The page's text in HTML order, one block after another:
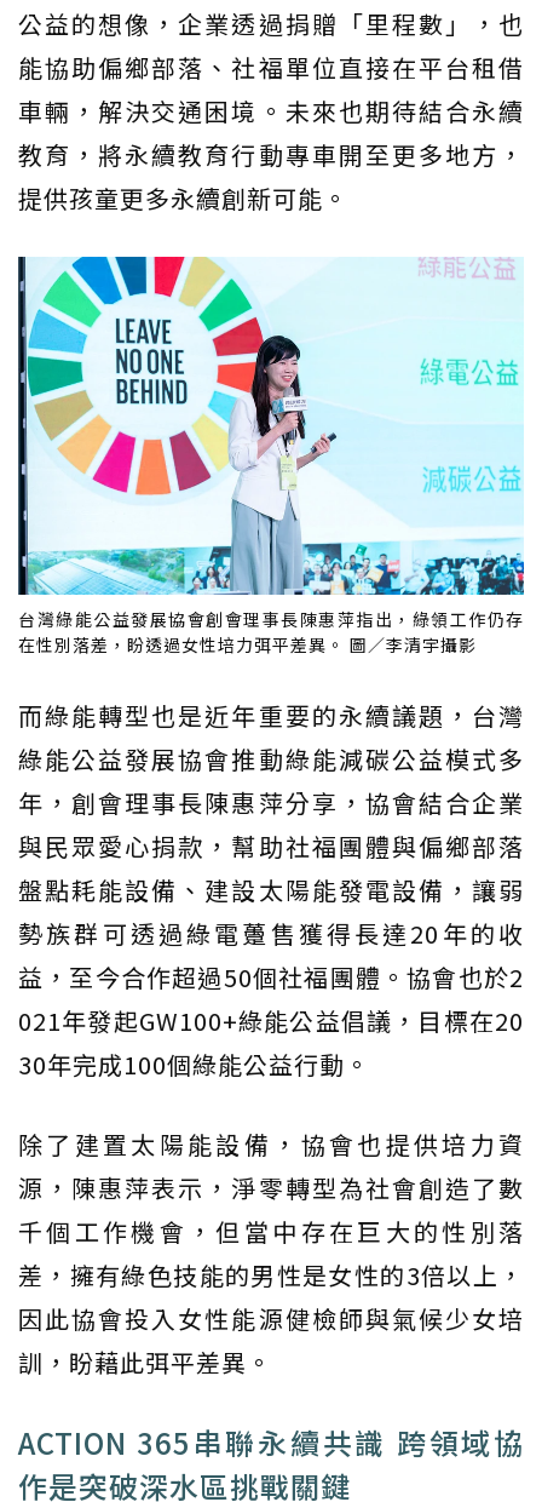
公益的想像，企業透過捐贈「里程數」，也
能協助偏鄉部落、社福單位直接在平台租借
車輛，解決交通困境。未來也期待結合永續
教育，將永續教育行動專車開至更多地方，
提供孩童更多永續創新可能。
台灣綠能公益發展協會創會理事長陳惠萍指出，綠領工作仍存
在性別落差，盼透過女性培力弭平差異。 圖／李清宇攝影
而綠能轉型也是近年重要的永續議題，台灣
綠能公益發展協會推動綠能減碳公益模式多
年，創會理事長陳惠萍分享，協會結合企業
與民眾愛心捐款，幫助社福團體與偏鄉部落
盤點耗能設備、建設太陽能發電設備，讓弱
勢族群可透過綠電躉售獲得長達20年的收
益，至今合作超過50個社福團體。協會也於2
021年發起GW100+綠能公益倡議，目標在20
30年完成100個綠能公益行動。
除了建置太陽能設備，協會也提供培力資
源，陳惠萍表示，淨零轉型為社會創造了數
千個工作機會，但當中存在巨大的性別落
差，擁有綠色技能的男性是女性的3倍以上，
因此協會投入女性能源健檢師與氣候少女培
訓，盼藉此弭平差異。
ACTION 365串聯永續共識 跨領域協
作是突破深水區挑戰關鍵